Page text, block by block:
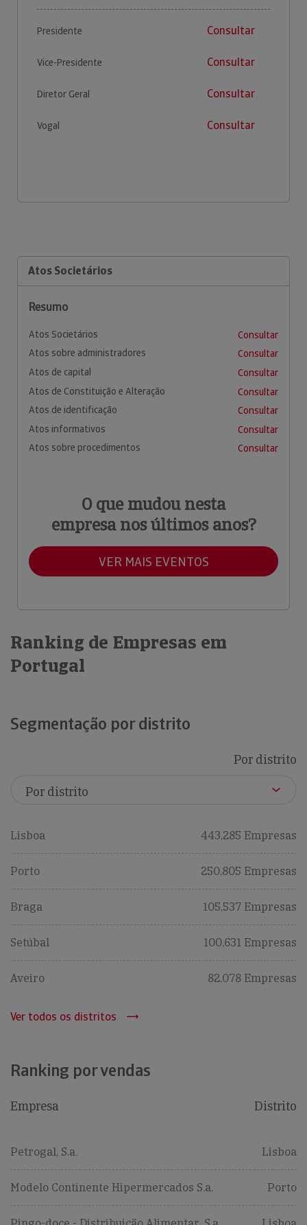
Presidente Consultar
Vice-Presidente Consultar
Diretor Geral Consultar
Vogal Consultar
Atos Societários
Resumo
Atos Societários
Consultar
Atos sobre administradores
Consultar
Atos de capital
Consultar
Atos de Constituição e Alteração
Consultar
Atos de identificação
Consultar
Atos informativos
Consultar
Atos sobre procedimentos
Consultar
O que mudou nesta
empresa nos últimos anos?
VER MAIS EVENTOS
Ranking de Empresas em
Portugal
Segmentação por distrito
Por distrito
Lisboa 443,285 Empresas
Porto 250,805 Empresas
Braga 105,537 Empresas
Setúbal 100,631 Empresas
Aveiro 82,078 Empresas
Ver todos os distritos
Ranking por vendas
Empresa Distrito
Petrogal, S.a. Lisboa
Modelo Continente Hipermercados S.a. Porto